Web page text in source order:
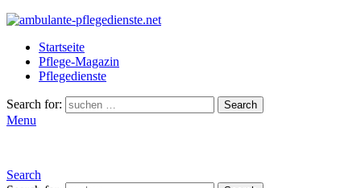
Startseite
Pflege-Magazin
Pflegedienste
Search for: Search
Menu
Search